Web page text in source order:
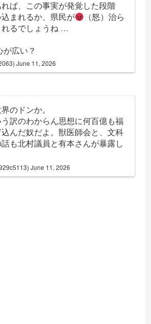
ば、この事実が発覚した段階
まれるか、県民が
（怒）治ら
るでしょうね …
広い？
June 11, 2026
のドンか。
訳のわからん思想に何百億も福
んだ奴だよ。獣医師会と、文科
も北村議員と有本さんが暴露し
June 11, 2026